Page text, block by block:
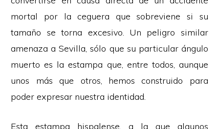
mortal por la ceguera que sobreviene si su
tamaño se torna excesivo. Un peligro similar
amenaza a Sevilla, sólo que su particular ángulo
muerto es la estampa que, entre todos, aunque
unos más que otros, hemos construido para
poder expresar nuestra identidad.
Esta estampa hispalense, a la que algunos